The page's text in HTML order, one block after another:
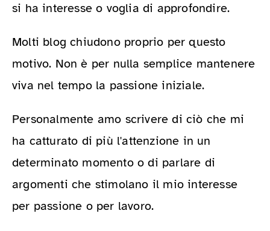
si ha interesse o voglia di approfondire.
Molti blog chiudono proprio per questo
motivo. Non è per nulla semplice mantenere
viva nel tempo la passione iniziale.
Personalmente amo scrivere di ciò che mi
ha catturato di più l'attenzione in un
determinato momento o di parlare di
argomenti che stimolano il mio interesse
per passione o per lavoro.